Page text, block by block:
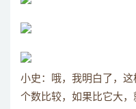
小史：哦，我明白了，
个数比较，如果比它大